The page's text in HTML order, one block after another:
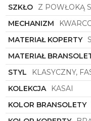
tworzy harmonijną
przyciągnie uwagę
designu.
Zegarek damska
dodatek do
precyzyjny
wysokiej jakości
konstrukcji, zegarek
przez wiele
gust i elegancję.
Jeśli szukasz
SZKŁO
Z POWŁOKĄ
MECHANIZM
MATERIAŁ KOPERTY
MATERIAŁ
STYL
KLASYCZNY,
KOLEKCJA
KASAI
KOLOR BRANSOLETY